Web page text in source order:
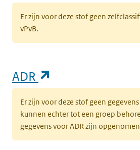
Er zijn voor deze stof geen
vPvB.
ADR
Er zijn voor deze stof geen
kunnen echter tot een groep
gegevens voor ADR zijn